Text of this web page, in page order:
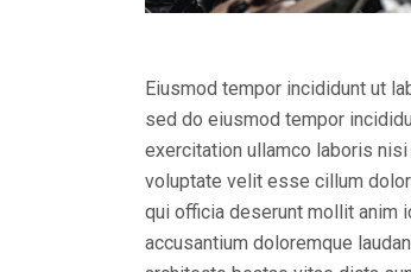
Eiusmod tempor incididunt ut
sed do eiusmod tempor
exercitation ullamco laboris
voluptate velit esse cillum
qui officia deserunt mollit anim
accusantium doloremque